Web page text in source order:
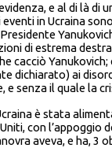
e al di là di
eventi in Ucraina
di estrema
cacciò
dichiarato) ai
e senza il quale la
è stata
con l’appoggio
aveva, e ha, 3